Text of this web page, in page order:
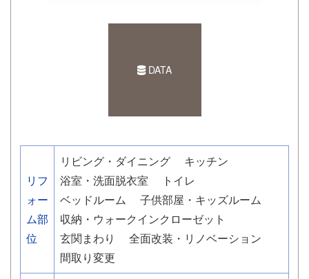
DATA
リフ
ォー
ム部
位
リビング・ダイニング
キッチン
浴室・洗面脱衣室
トイレ
ベッドルーム
子供部屋・キッズルーム
収納・ウォークインクローゼット
玄関まわり
全面改装・リノベーション
間取り変更